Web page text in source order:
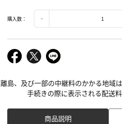
購入数：
離島、及び一部の中継料のかかる地域
手続きの際に表示される配送
商品説明